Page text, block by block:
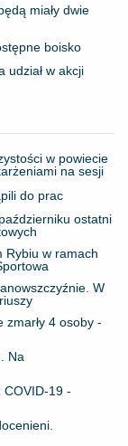
miały dwie
boisko
udział w akcji
w powiecie
na sesji
do prac
ostatni
Rybiu w ramach
W
zmarły 4 osoby -
Na
COVID-19 -